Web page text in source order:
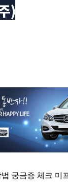
법 궁금증 체크 미